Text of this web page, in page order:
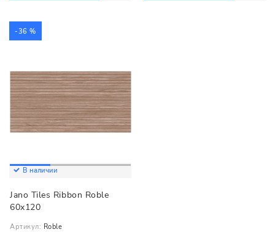
-36 %
В наличии
Jano Tiles Ribbon Roble
60x120
Артикул: Roble